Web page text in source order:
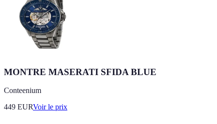
MONTRE MASERATI SFIDA BLUE
Conteenium
449 EURVoir le prix